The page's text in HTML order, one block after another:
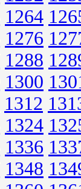
1264
1276
1288
1300
1312
1324
1336
1348